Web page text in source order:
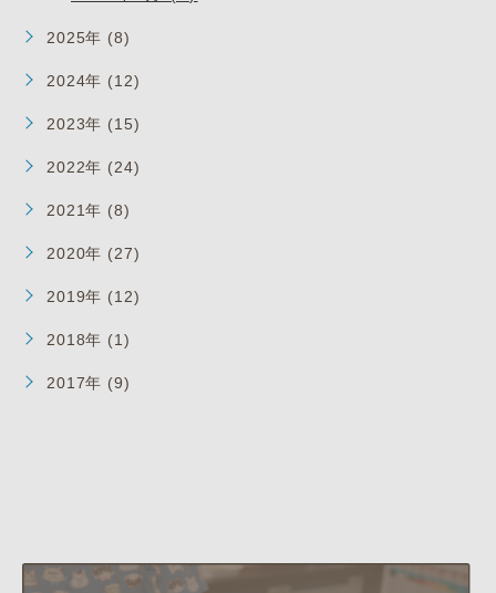
2025年 (8)
2024年 (12)
2023年 (15)
2022年 (24)
2021年 (8)
2020年 (27)
2019年 (12)
2018年 (1)
2017年 (9)